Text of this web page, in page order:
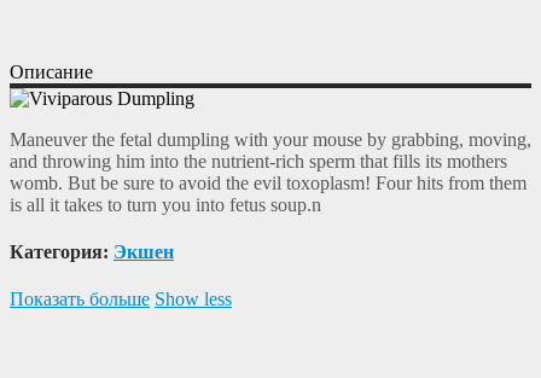
Описание
Maneuver the fetal dumpling with your mouse by grabbing, moving,
and throwing him into the nutrient-rich sperm that fills its mothers
womb. But be sure to avoid the evil toxoplasm! Four hits from them
is all it takes to turn you into fetus soup.n
Категория: Экшен
Показать больше Show less